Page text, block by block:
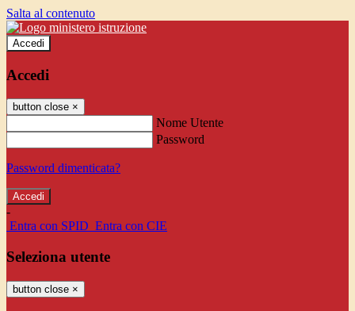
Salta al contenuto
Accedi
Accedi
button close ×
Nome Utente
Password
Password dimenticata?
-
Entra con SPID Entra con CIE
Seleziona utente
button close ×